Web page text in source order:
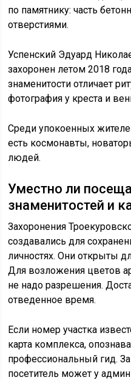
по памятнику: часть
отверстиями.
Успенский Эдуард
захоронен летом 2018
знаменитости отличает
фотография у креста и
Среди упокоенных
есть космонавты,
людей.
Уместно ли
знаменитостей и
Захоронения
создавались для
личностях. Они открыты
Для возложения цветов
не надо разрешения.
отведенное время.
Если номер участка
карта комплекса,
профессиональный гид.
посетитель может у